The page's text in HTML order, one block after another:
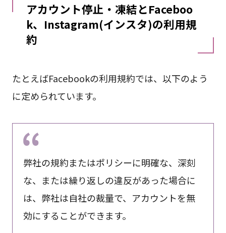
アカウント停止・凍結とFaceboo
k、Instagram(インスタ)の利用規
約
たとえばFacebookの利用規約では、以下のよう
に定められています。
弊社の規約またはポリシーに明確な、深刻
な、または繰り返しの違反があった場合に
は、弊社は自社の裁量で、アカウントを無
効にすることができます。